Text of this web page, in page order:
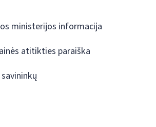
ministerijos informacija
atitikties paraiška